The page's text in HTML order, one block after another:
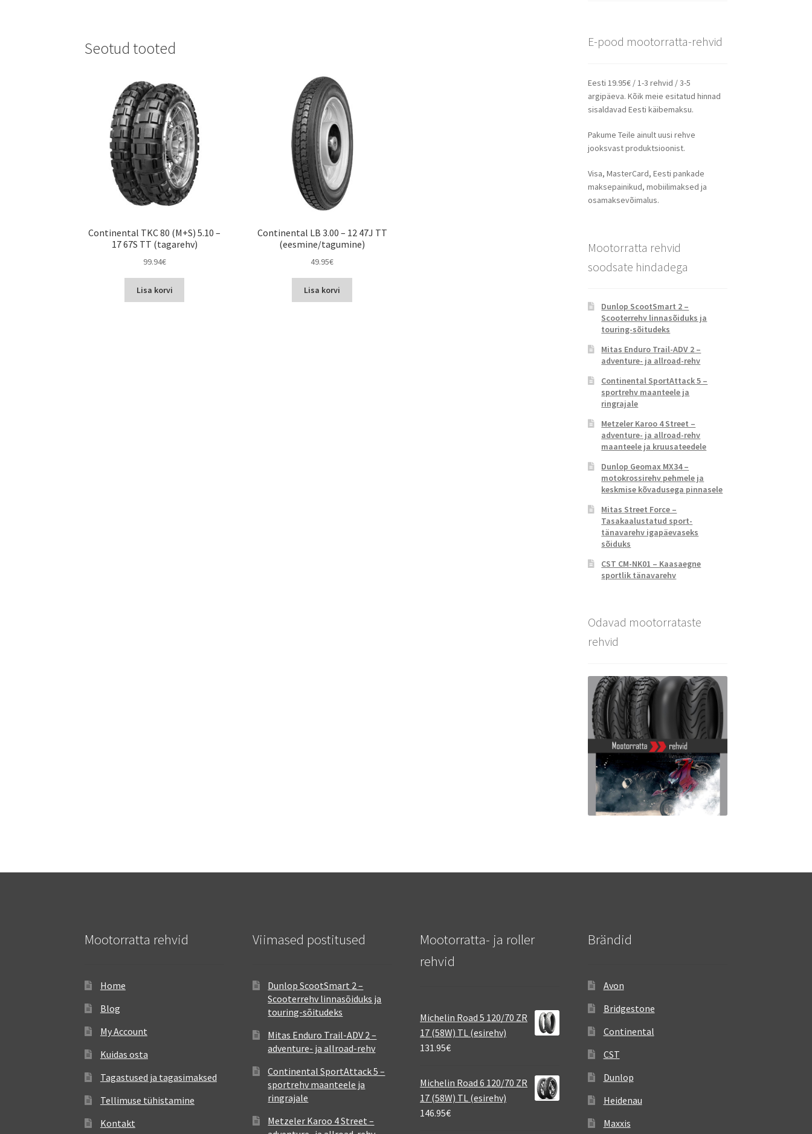
Seotud tooted
Continental TKC 80 (M+S) 5.10 –
17 67S TT (tagarehv)
99.94€
Lisa korvi
Continental LB 3.00 – 12 47J TT
(eesmine/tagumine)
49.95€
Lisa korvi
E-pood mootorratta-rehvid
Eesti 19.95€ / 1-3 rehvid / 3-5
argipäeva. Kõik meie esitatud hinnad
sisaldavad Eesti käibemaksu.
Pakume Teile ainult uusi rehve
jooksvast produktsioonist.
Visa, MasterCard, Eesti pankade
maksepainikud, mobiilimaksed ja
osamaksevõimalus.
Mootorratta rehvid
soodsate hindadega
Dunlop ScootSmart 2 –
Scooterrehv linnasõiduks ja
touring-sõitudeks
Mitas Enduro Trail-ADV 2 –
adventure- ja allroad-rehv
Continental SportAttack 5 –
sportrehv maanteele ja
ringrajale
Metzeler Karoo 4 Street –
adventure- ja allroad-rehv
maanteele ja kruusateedele
Dunlop Geomax MX34 –
motokrossirehv pehmele ja
keskmise kõvadusega pinnasele
Mitas Street Force –
Tasakaalustatud sport-
tänavarehv igapäevaseks
sõiduks
CST CM-NK01 – Kaasaegne
sportlik tänavarehv
Odavad mootorrataste
rehvid
Mootorratta rehvid
Home
Blog
My Account
Kuidas osta
Tagastused ja tagasimaksed
Tellimuse tühistamine
Kontakt
Viimased postitused
Dunlop ScootSmart 2 –
Scooterrehv linnasõiduks ja
touring-sõitudeks
Mitas Enduro Trail-ADV 2 –
adventure- ja allroad-rehv
Continental SportAttack 5 –
sportrehv maanteele ja
ringrajale
Metzeler Karoo 4 Street –
Mootorratta- ja roller
rehvid
Michelin Road 5 120/70 ZR
17 (58W) TL (esirehv)
131.95€
Michelin Road 6 120/70 ZR
17 (58W) TL (esirehv)
146.95€
Brändid
Avon
Bridgestone
Continental
CST
Dunlop
Heidenau
Maxxis